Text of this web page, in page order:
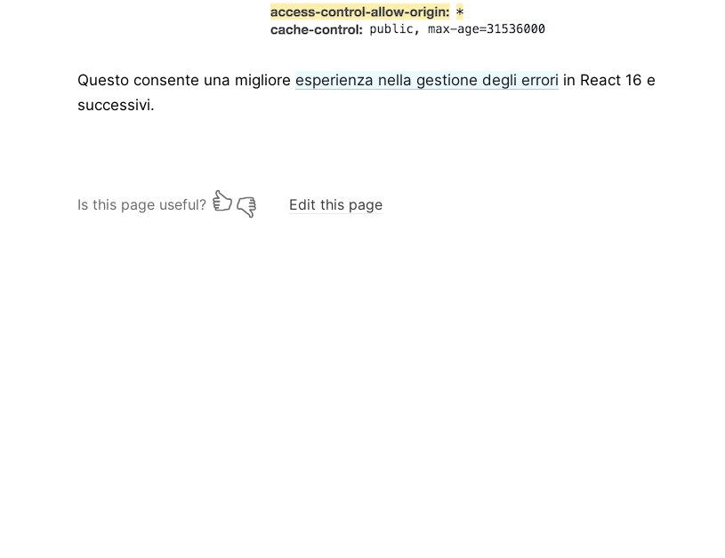
Questo consente una miglioreesperienza nella gestione degli errori in React 16 e
successivi.
Is this page useful? Edit this page